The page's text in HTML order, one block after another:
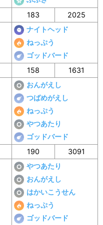
183 2025
ナイトヘッド
ねっぷう
ゴッドバード
158 1631
おんがえし
つばめがえし
ねっぷう
やつあたり
ゴッドバード
190 3091
やつあたり
おんがえし
はかいこうせん
ねっぷう
ゴッドバード